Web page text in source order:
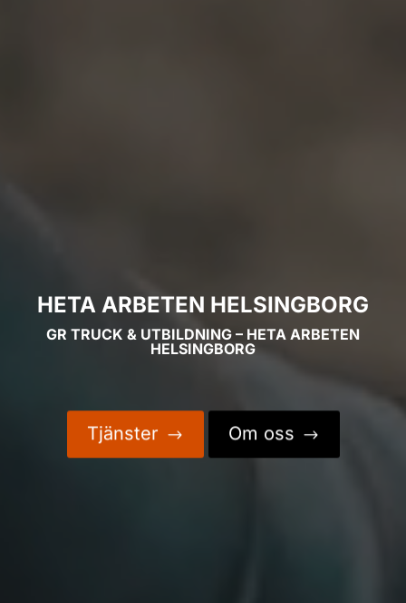
HETA ARBETEN HELSINGBORG
GR TRUCK & UTBILDNING – HETA ARBETEN
HELSINGBORG
Tjänster $ Om oss $